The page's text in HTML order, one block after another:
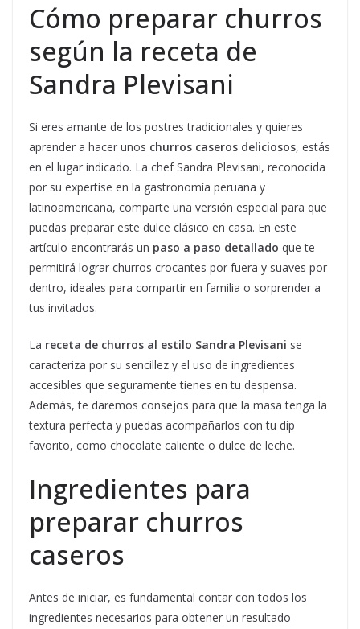
Cómo preparar churros
según la receta de
Sandra Plevisani
Si eres amante de los postres tradicionales y quieres
aprender a hacer unos churros caseros deliciosos, estás
en el lugar indicado. La chef Sandra Plevisani, reconocida
por su expertise en la gastronomía peruana y
latinoamericana, comparte una versión especial para que
puedas preparar este dulce clásico en casa. En este
artículo encontrarás un paso a paso detallado que te
permitirá lograr churros crocantes por fuera y suaves por
dentro, ideales para compartir en familia o sorprender a
tus invitados.
La receta de churros al estilo Sandra Plevisani se
caracteriza por su sencillez y el uso de ingredientes
accesibles que seguramente tienes en tu despensa.
Además, te daremos consejos para que la masa tenga la
textura perfecta y puedas acompañarlos con tu dip
favorito, como chocolate caliente o dulce de leche.
Ingredientes para
preparar churros
caseros
Antes de iniciar, es fundamental contar con todos los
ingredientes necesarios para obtener un resultado